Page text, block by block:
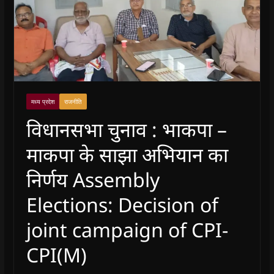
मध्य प्रदेश राजनीति
विधानसभा चुनाव : भाकपा –
माकपा के साझा अभियान का
निर्णय Assembly
Elections: Decision of
joint campaign of CPI-
CPI(M)